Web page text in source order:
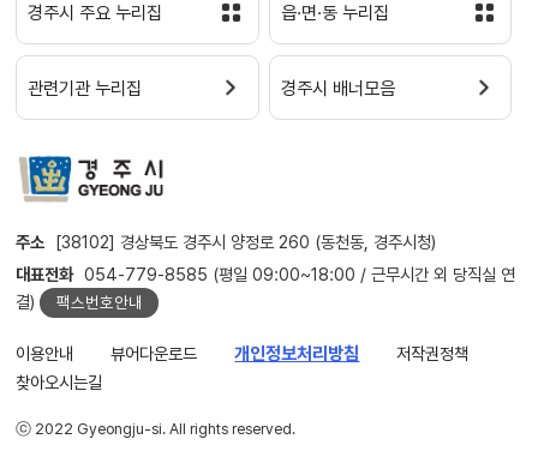
경주시 주요 누리집 읍·면·동 누리집
관련기관 누리집 경주시 배너모음
주소 [38102] 경상북도 경주시 양정로 260 (동천동, 경주시청)
대표전화 054-779-8585 (평일 09:00~18:00 / 근무시간 외 당직실 연
결)
팩스번호안내
이용안내 뷰어다운로드 개인정보처리방침
저작권정책
찾아오시는길
ⓒ 2022 Gyeongju-si. All rights reserved.